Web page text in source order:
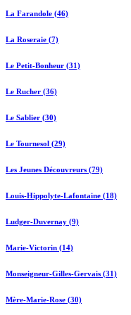
La Farandole (46)
La Roseraie (7)
Le Petit-Bonheur (31)
Le Rucher (36)
Le Sablier (30)
Le Tournesol (29)
Les Jeunes Découvreurs (79)
Louis-Hippolyte-Lafontaine (18)
Ludger-Duvernay (9)
Marie-Victorin (14)
Monseigneur-Gilles-Gervais (31)
Mère-Marie-Rose (30)